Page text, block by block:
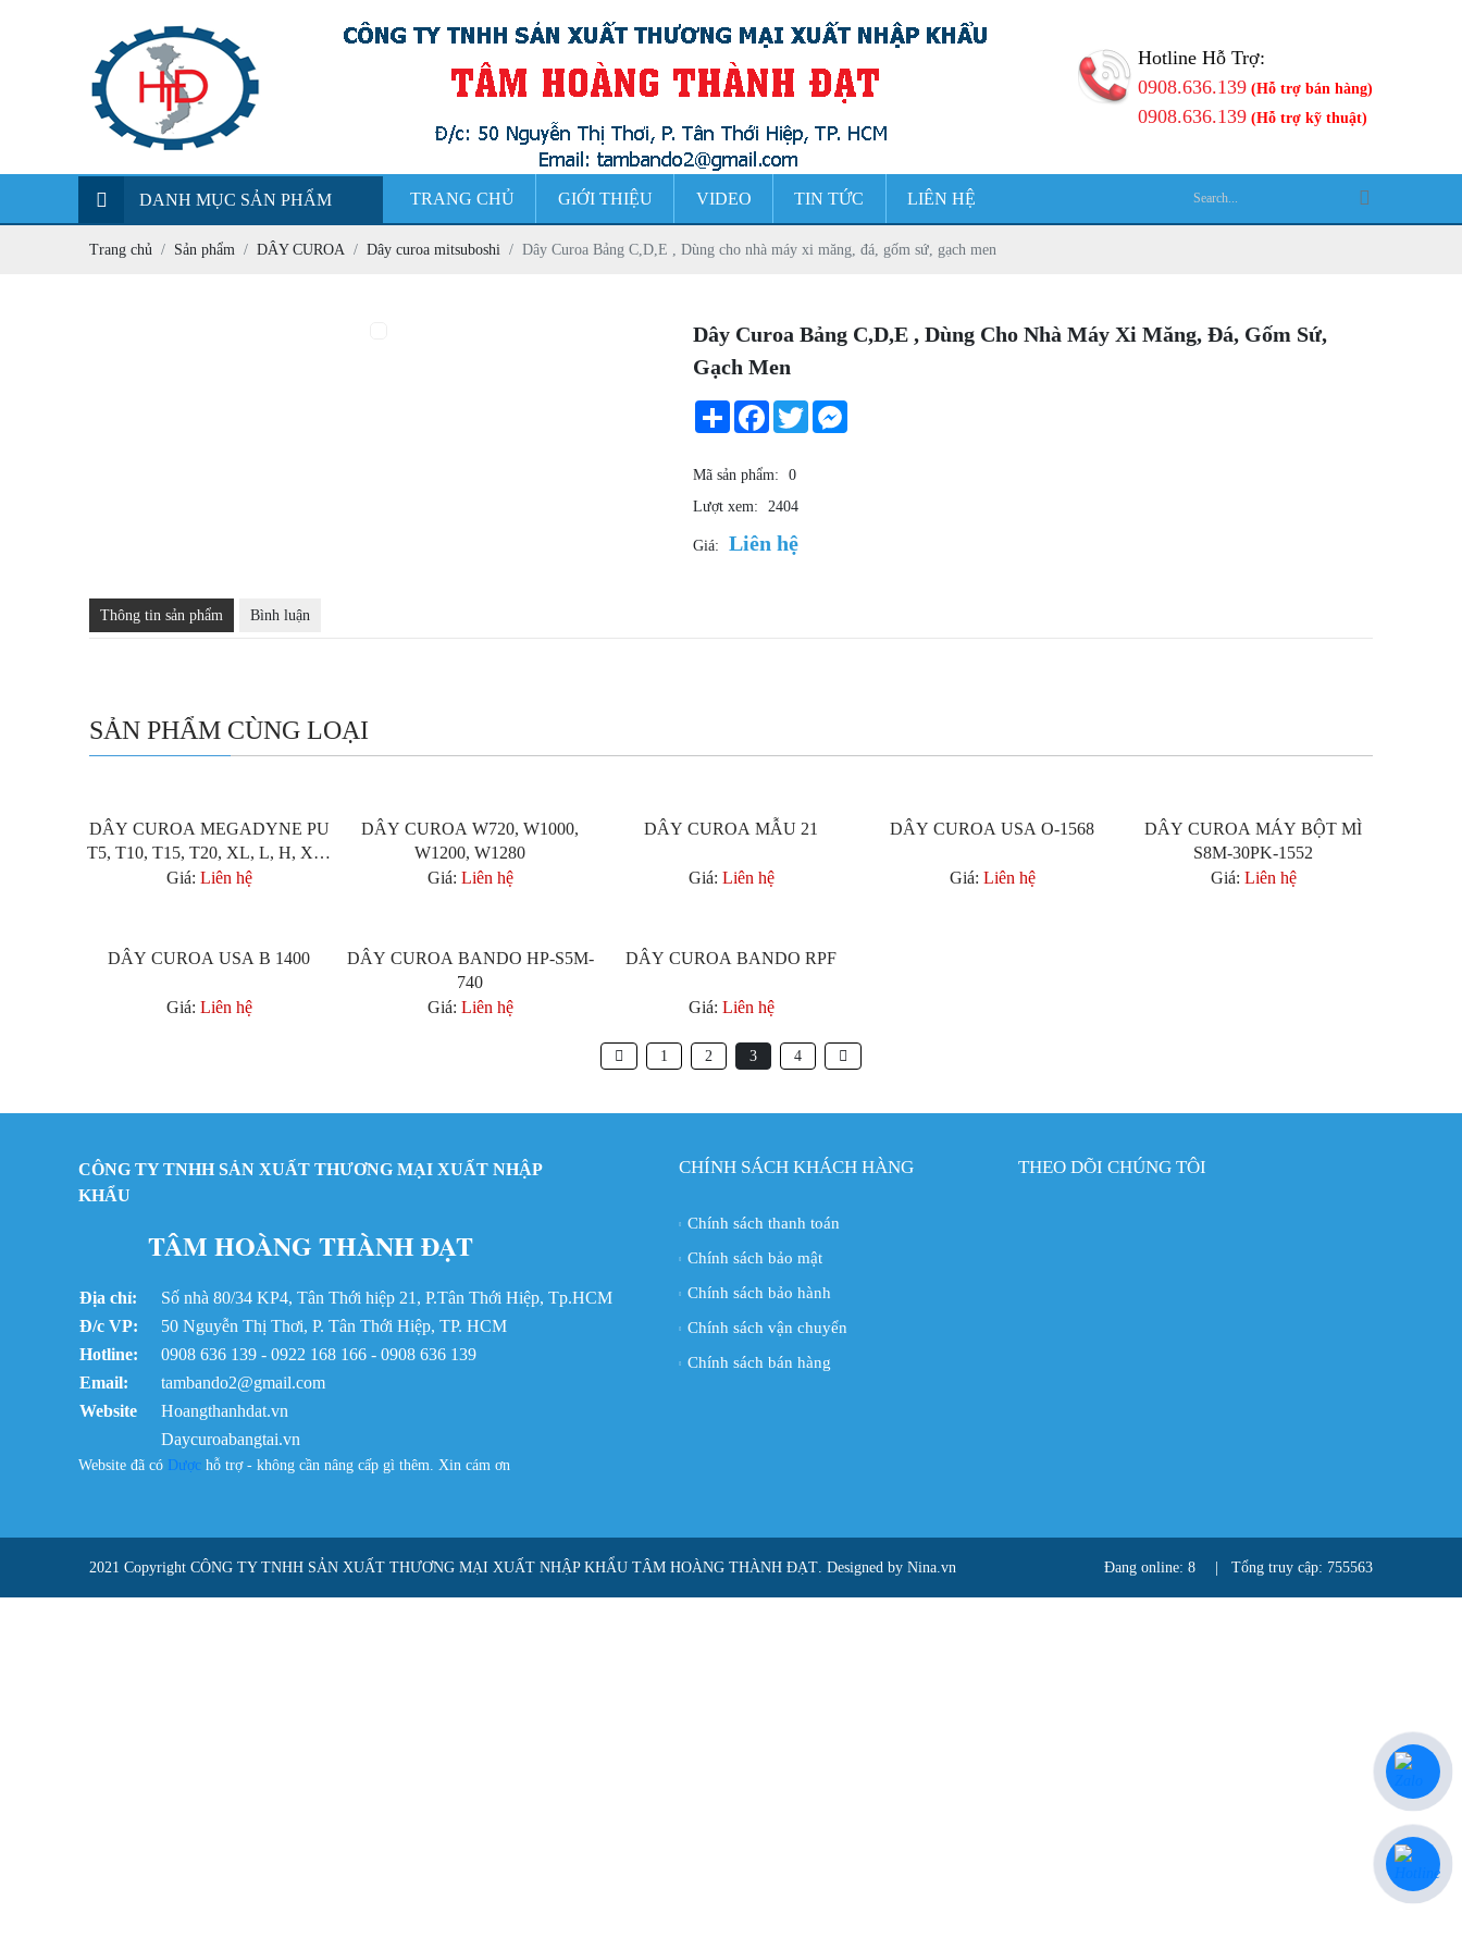
Hotline Hỗ Trợ:
0908.636.139 (Hỗ trợ bán hàng)
0908.636.139 (Hỗ trợ kỹ thuật)
TRANG CHỦ GIỚI THIỆU VIDEO TIN TỨC LIÊN HỆ
DANH MỤC SẢN PHẨM
Trang chủ Sản phẩm DÂY CUROA Dây curoa mitsuboshi Dây Curoa Bảng C,D,E , Dùng cho nhà máy xi măng, đá, gốm sứ, gạch men
Dây Curoa Bảng C,D,E , Dùng Cho Nhà Máy Xi Măng, Đá, Gốm Sứ,
Gạch Men
Share FacebookTwitterMessenger
Mã sản phẩm:
0
Lượt xem:
2404
Giá: Liên hệ
Thông tin sản phẩm Bình luận
SẢN PHẨM CÙNG LOẠI
Xem chi tiết
DÂY CUROA MEGADYNE PU
T5, T10, T15, T20, XL, L, H, XH,
XXH, AT5, AT10, AT20
Giá: Liên hệ
Xem chi tiết
DÂY CUROA W720, W1000,
W1200, W1280
Giá: Liên hệ
Xem chi tiết
DÂY CUROA MẪU 21
Giá: Liên hệ
Xem chi tiết
DÂY CUROA USA O-1568
Giá: Liên hệ
Xem chi tiết
DÂY CUROA MÁY BỘT MÌ
S8M-30PK-1552
Giá: Liên hệ
Xem chi tiết
DÂY CUROA USA B 1400
Giá: Liên hệ
Xem chi tiết
DÂY CUROA BANDO HP-S5M-
740
Giá: Liên hệ
Xem chi tiết
DÂY CUROA BANDO RPF
Giá: Liên hệ
1 2 3 4
CÔNG TY TNHH SẢN XUẤT THƯƠNG MẠI XUẤT NHẬP
KHẨU
TÂM HOÀNG THÀNH ĐẠT
Địa chỉ:
Số nhà 80/34 KP4, Tân Thới hiệp 21, P.Tân Thới Hiệp, Tp.HCM
Đ/c VP:
50 Nguyễn Thị Thơi, P. Tân Thới Hiệp, TP. HCM
Hotline:
0908 636 139 - 0922 168 166 - 0908 636 139
Email:
tambando2@gmail.com
Website
Hoangthanhdat.vn
Daycuroabangtai.vn
Website đã có Dược hỗ trợ - không cần nâng cấp gì thêm. Xin cám ơn
CHÍNH SÁCH KHÁCH HÀNG
Chính sách thanh toán
Chính sách bảo mật
Chính sách bảo hành
Chính sách vận chuyển
Chính sách bán hàng
THEO DÕI CHÚNG TÔI
2021 Copyright CÔNG TY TNHH SẢN XUẤT THƯƠNG MẠI XUẤT NHẬP KHẨU TÂM HOÀNG THÀNH ĐẠT. Designed by Nina.vn Đang online: 8 Tổng truy cập: 755563